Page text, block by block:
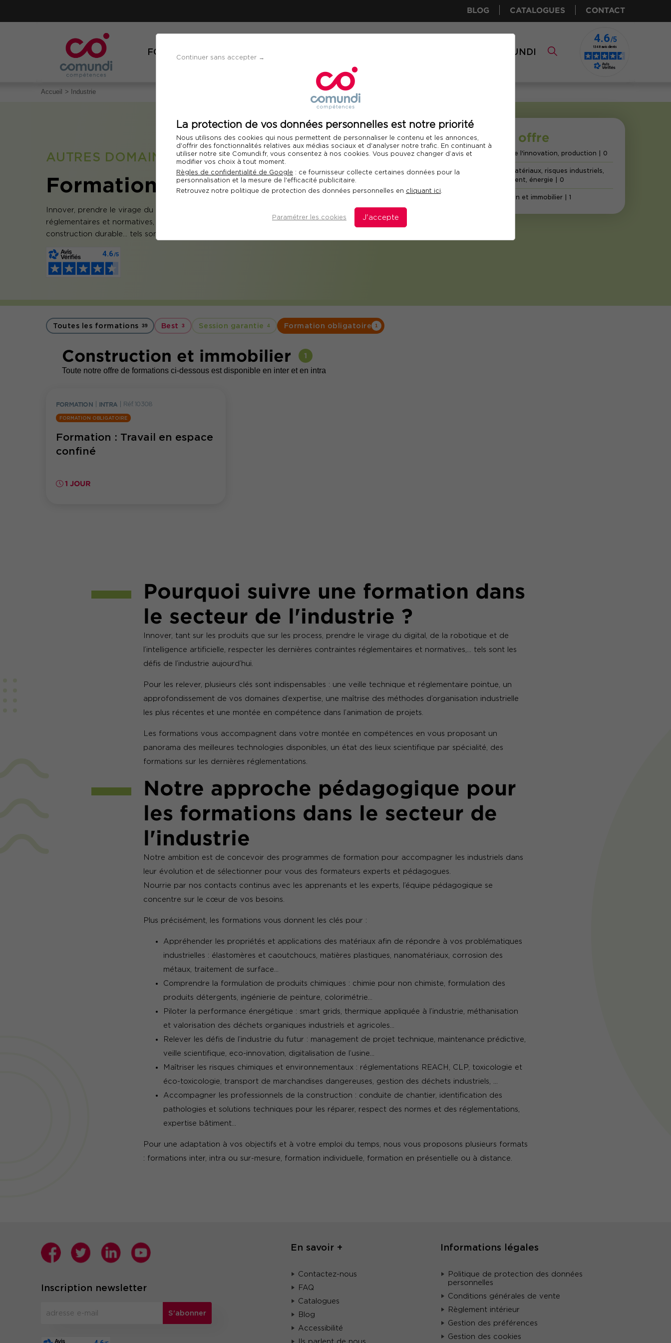
Continuer sans accepter →
La protection de vos données personnelles est notre priorité
Nous utilisons des cookies qui nous permettent de personnaliser le contenu et les annonces,
d'offrir des fonctionnalités relatives aux médias sociaux et d'analyser notre trafic. En continuant à
utiliser notre site Comundi.fr, vous consentez à nos cookies. Vous pouvez changer d’avis et
modifier vos choix à tout moment.
Règles de confidentialité de Google : ce fournisseur collecte certaines données pour la
personnalisation et la mesure de l'efficacité publicitaire.
Retrouvez notre politique de protection des données personnelles en cliquant ici.
Paramétrer les cookies J'accepte
BLOG CATALOGUES CONTACT
FORMATIONS COMUNDI
Accueil Industrie
AUTRES DOMAINES
Formation Industrie
Innover, prendre le virage du digital et de la robotique, respecter les dernières contraintes
réglementaires et normatives, maîtriser les techniques de performance énergétique et de
construction durable… tels sont les défis de l’industrie d'aujourd’hui et de demain.
Notre offre
Ingénierie de l'innovation, production | 0
Chimie et matériaux, risques industriels,
environnement, énergie
| 0
Construction et immobilier | 1
Toutes les formations 39 Best 3 Session garantie 4 Formation obligatoire 1
Construction et immobilier
1
Toute notre offre de formations ci-dessous est disponible en inter et en intra
FORMATION INTRA Réf. 10308
FORMATION OBLIGATOIRE
Formation : Travail en espace
confiné
1 JOUR
Pourquoi suivre une formation dans
le secteur de l'industrie ?
Innover, tant sur les produits que sur les process, prendre le virage du digital, de la robotique et de
l’intelligence artificielle, respecter les dernières contraintes réglementaires et normatives,… tels sont les
défis de l’industrie aujourd’hui.
Pour les relever, plusieurs clés sont indispensables : une veille technique et réglementaire pointue, un
approfondissement de vos domaines d’expertise, une maîtrise des méthodes d’organisation industrielle
les plus récentes et une montée en compétence dans l’animation de projets.
Les formations vous accompagnent dans votre montée en compétences en vous proposant un
panorama des meilleures technologies disponibles, un état des lieux scientifique par spécialité, des
formations sur les dernières réglementations.
Notre approche pédagogique pour
les formations dans le secteur de
l'industrie
Notre ambition est de concevoir des programmes de formation pour accompagner les industriels dans
leur évolution et de sélectionner pour vous des formateurs experts et pédagogues.
Nourrie par nos contacts continus avec les apprenants et les experts, l’équipe pédagogique se
concentre sur le cœur de vos besoins.
Plus précisément, les formations vous donnent les clés pour :
Appréhender les propriétés et applications des matériaux afin de répondre à vos problématiques
industrielles : élastomères et caoutchoucs, matières plastiques, nanomatériaux, corrosion des
métaux, traitement de surface…
Comprendre la formulation de produits chimiques : chimie pour non chimiste, formulation des
produits détergents, ingénierie de peinture, colorimétrie…
Piloter la performance énergétique : smart grids, thermique appliquée à l’industrie, méthanisation
et valorisation des déchets organiques industriels et agricoles…
Relever les défis de l’industrie du futur : management de projet technique, maintenance prédictive,
veille scientifique, eco-innovation, digitalisation de l’usine…
Maîtriser les risques chimiques et environnementaux : réglementations REACH, CLP, toxicologie et
éco-toxicologie, transport de marchandises dangereuses, gestion des déchets industriels, …
Accompagner les professionnels de la construction : conduite de chantier, identification des
pathologies et solutions techniques pour les réparer, respect des normes et des réglementations,
expertise bâtiment...
Pour une adaptation à vos objectifs et à votre emploi du temps, nous vous proposons plusieurs formats
: formations inter, intra ou sur-mesure, formation individuelle, formation en présentielle ou à distance.
Inscription newsletter
S'abonner
En savoir +
Contactez-nous
FAQ
Catalogues
Blog
Accessibilité
Informations légales
Politique de protection des données
personnelles
Conditions générales de vente
Règlement intérieur
Gestion des préférences
Gestion des cookies